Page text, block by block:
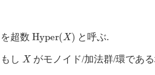
を超数 Hyper ( X) と呼ぶ.
もし X がモノイド/加法群/環であ